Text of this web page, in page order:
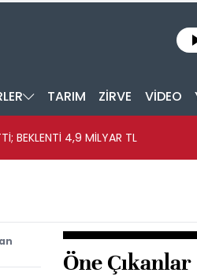
TARIM ZİRVE VİDEO
BEKLENTİ 4,9 MİLYAR TL
Öne Çıkanlar